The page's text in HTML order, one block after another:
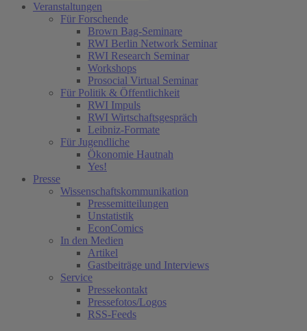
Veranstaltungen
Für Forschende
Brown Bag-Seminare
RWI Berlin Network Seminar
RWI Research Seminar
Workshops
Prosocial Virtual Seminar
Für Politik & Öffentlichkeit
RWI Impuls
RWI Wirtschaftsgespräch
Leibniz-Formate
Für Jugendliche
Ökonomie Hautnah
Yes!
Presse
Wissenschaftskommunikation
Pressemitteilungen
Unstatistik
EconComics
In den Medien
Artikel
Gastbeiträge und Interviews
Service
Pressekontakt
Pressefotos/Logos
RSS-Feeds